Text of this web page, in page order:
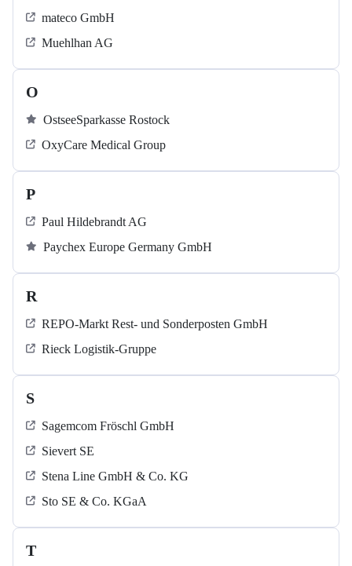
mateco GmbH
Muehlhan AG
O
OstseeSparkasse Rostock
OxyCare Medical Group
P
Paul Hildebrandt AG
Paychex Europe Germany GmbH
R
REPO-Markt Rest- und Sonderposten GmbH
Rieck Logistik-Gruppe
S
Sagemcom Fröschl GmbH
Sievert SE
Stena Line GmbH & Co. KG
Sto SE & Co. KGaA
T